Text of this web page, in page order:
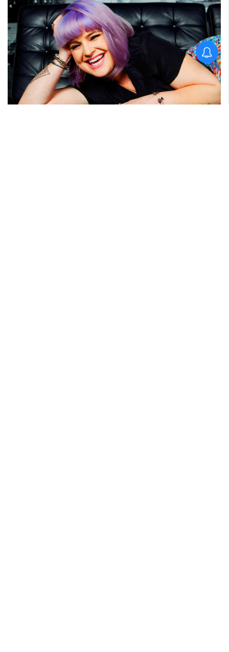
ശ്രീലങ്കൻ പര്യടനം:
ഇന്ത്യയുടെ സന്നാഹ
മത്സരത്തിന് ഇന്ന് തുടക്കം